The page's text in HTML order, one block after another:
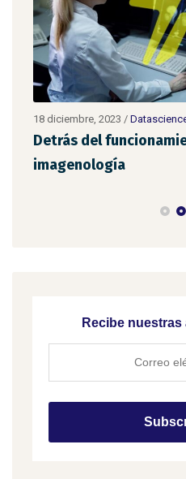
18 diciembre, 2023 /
Detrás del
imagenología
Recibe